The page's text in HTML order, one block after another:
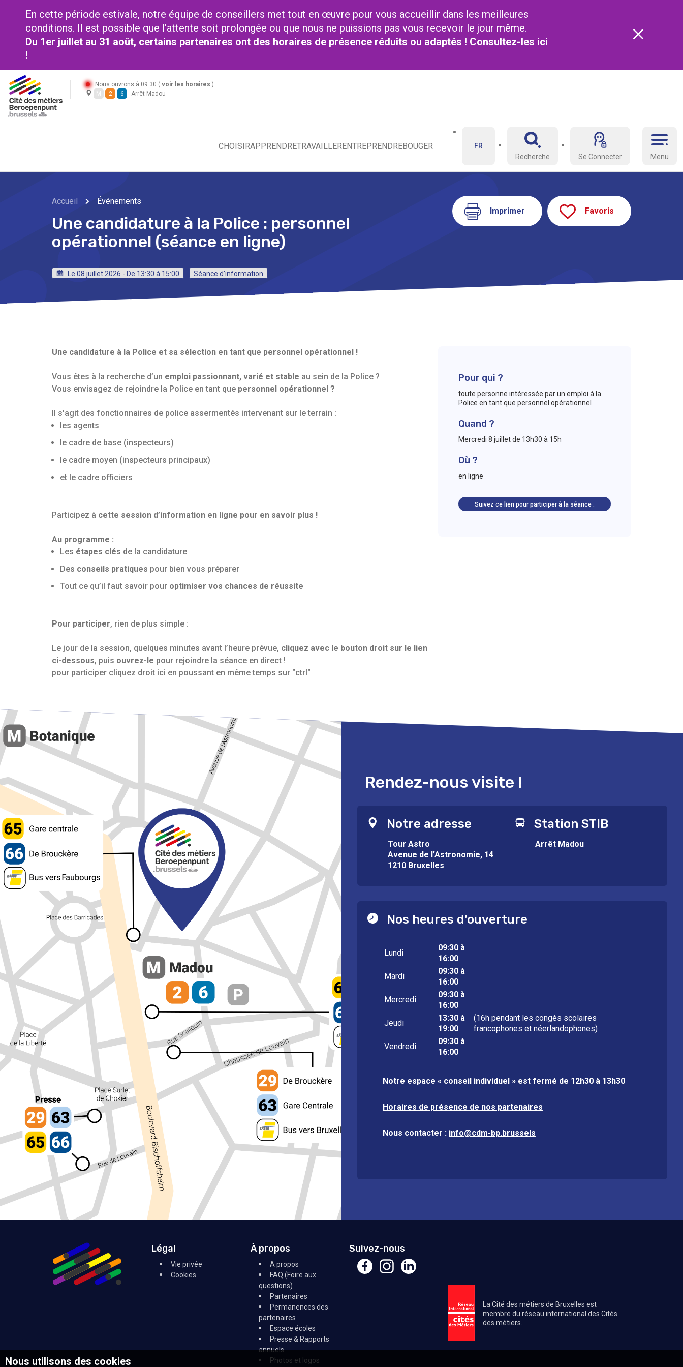
En cette période estivale, notre équipe de conseillers met tout en œuvre pour vous accueillir dans les meilleures
conditions. Il est possible que l’attente soit prolongée ou que nous ne puissions pas vous recevoir le jour même.
Du 1er juillet au 31 août, certains partenaires ont des horaires de présence réduits ou adaptés ! Consultez-les ici
!
Nous utilisons des cookies
Nous ouvrons à 09:30 ( voir les horaires )
M
2 6 Arrêt Madou
CHOISIRAPPRENDRETRAVAILLERENTREPRENDREBOUGER
Menu
FR
Recherche
Se Connecter
Accueil Événements
Une candidature à la Police : personnel
opérationnel (séance en ligne)
Le 08 juillet 2026 - De 13:30 à 15:00 Séance d'information
Imprimer Favoris
Une candidature à la Police et sa sélection en tant que personnel opérationnel !
Vous êtes à la recherche d’un emploi passionnant, varié et stable au sein de la Police ?
Vous envisagez de rejoindre la Police en tant que personnel opérationnel ?
Il s'agit des fonctionnaires de police assermentés intervenant sur le terrain :
les agents
le cadre de base (inspecteurs)
le cadre moyen (inspecteurs principaux)
et le cadre officiers
Participez à cette session d’information en ligne pour en savoir plus !
Au programme :
Les étapes clés de la candidature
Des conseils pratiques pour bien vous préparer
Tout ce qu’il faut savoir pour optimiser vos chances de réussite
Pour participer, rien de plus simple :
Le jour de la session, quelques minutes avant l’heure prévue, cliquez avec le bouton droit sur le lien
ci-dessous, puis ouvrez-le pour rejoindre la séance en direct !
pour participer cliquez droit ici en poussant en même temps sur "ctrl"
Pour qui ?
toute personne intéressée par un emploi à la
Police en tant que personnel opérationnel
Quand ?
Mercredi 8 juillet de 13h30 à 15h
Où ?
en ligne
Suivez ce lien pour participer à la séance :
Rendez-nous visite !
Notre adresse
Tour Astro
Avenue de l’Astronomie, 14
1210 Bruxelles
Station STIB
Arrêt Madou
Nos heures d'ouverture
Lundi
09:30 à
16:00
Mardi
09:30 à
16:00
Mercredi
09:30 à
16:00
Jeudi
13:30 à
19:00
(16h pendant les congés scolaires
francophones et néerlandophones)
Vendredi
09:30 à
16:00
Notre espace « conseil individuel » est fermé de 12h30 à 13h30
Horaires de présence de nos partenaires
Nous contacter : info@cdm-bp.brussels
Légal
Vie privée
Cookies
À propos
A propos
FAQ (Foire aux
questions)
Partenaires
Permanences des
partenaires
Espace écoles
Presse & Rapports
annuels
Photos et logos
Suivez-nous
La Cité des métiers de Bruxelles est
membre du réseau international des Cités
des métiers.